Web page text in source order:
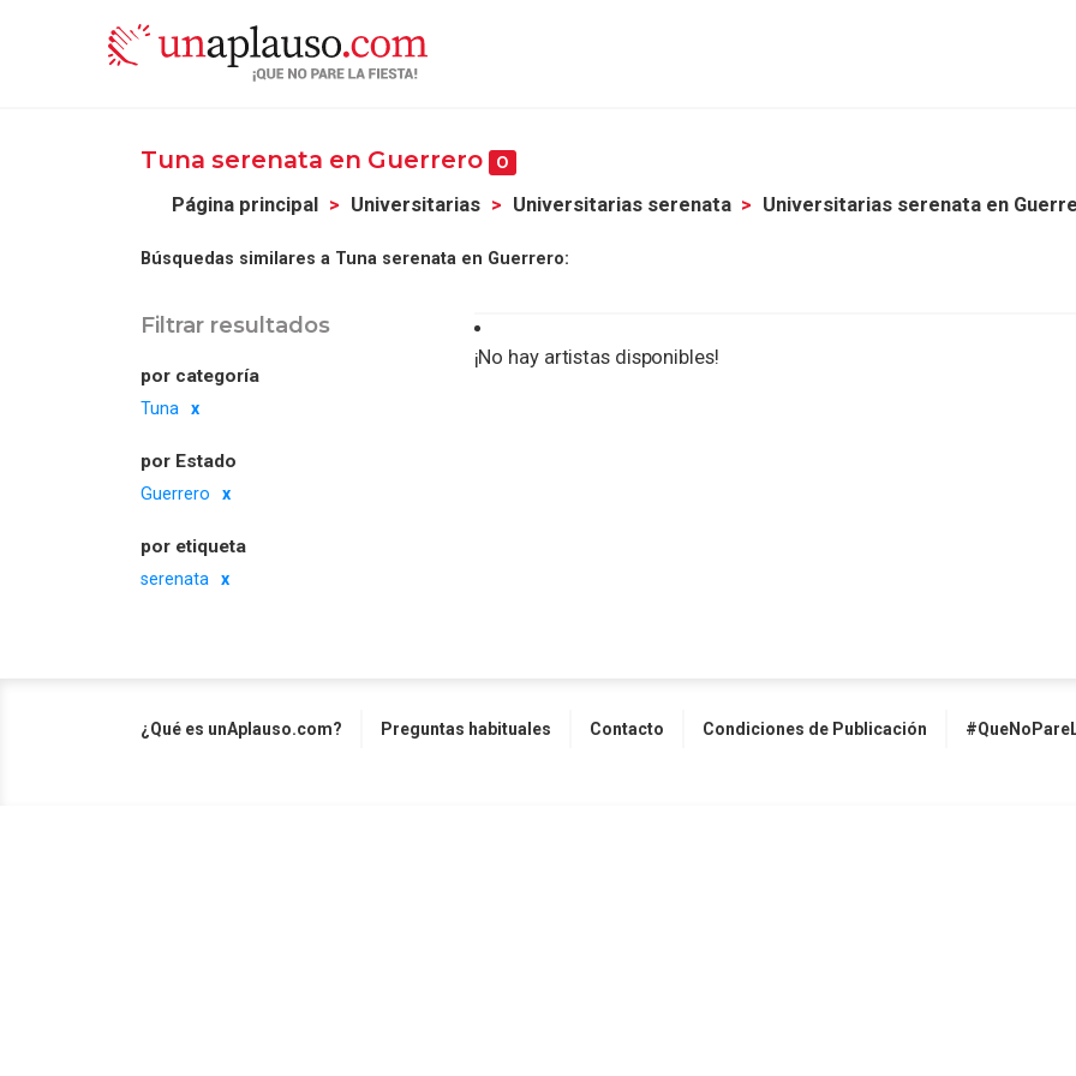
Tuna serenata en Guerrero 0
Página principal Universitarias Universitarias serenata Universitarias serenata en
Búsquedas similares a Tuna serenata en Guerrero:
Filtrar resultados
por categoría
Tuna
por Estado
Guerrero
por etiqueta
serenata
¡No hay artistas disponibles!
¿Qué es unAplauso.com? Preguntas habituales Contacto Condiciones de Publicación